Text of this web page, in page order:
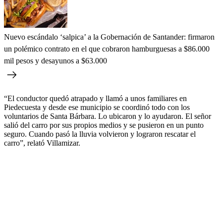
Nuevo escándalo ‘salpica’ a la Gobernación de Santander: firmaron
un polémico contrato en el que cobraron hamburguesas a $86.000
mil pesos y desayunos a $63.000
“El conductor quedó atrapado y llamó a unos familiares en
Piedecuesta y desde ese municipio se coordinó todo con los
voluntarios de Santa Bárbara. Lo ubicaron y lo ayudaron. El señor
salió del carro por sus propios medios y se pusieron en un punto
seguro. Cuando pasó la lluvia volvieron y lograron rescatar el
carro”, relató Villamizar.